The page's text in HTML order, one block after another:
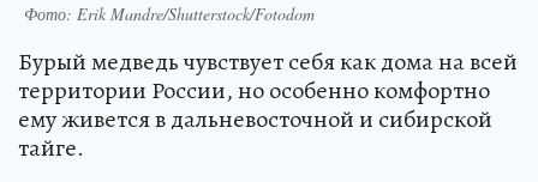
Фото: Erik Mandre/Shutterstock/Fotodom
Бурый медведь чувствует себя как дома на всей
территории России, но особенно комфортно
ему живется в дальневосточной и сибирской
тайге.